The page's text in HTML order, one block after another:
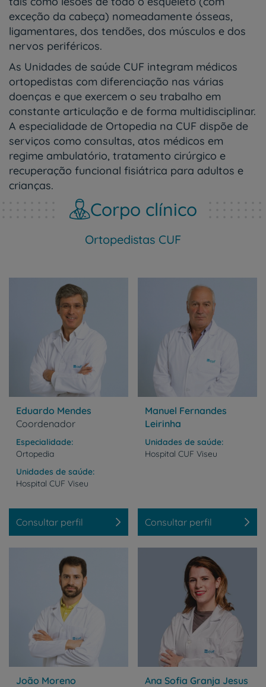
exceção da cabeça) nomeadamente ósseas,
ligamentares, dos tendões, dos músculos e dos
nervos periféricos.
As Unidades de saúde CUF integram médicos
ortopedistas com diferenciação nas várias
doenças e que exercem o seu trabalho em
constante articulação e de forma multidisciplinar.
A especialidade de Ortopedia na CUF dispõe de
serviços como consultas, atos médicos em
regime ambulatório, tratamento cirúrgico e
recuperação funcional fisiátrica para adultos e
crianças.
Corpo clínico
Ortopedistas CUF
Eduardo Mendes
Coordenador
Especialidade
Ortopedia
Unidades de saúde
Hospital CUF Viseu
Consultar perfil
Manuel Fernandes
Leirinha
Unidades de saúde
Hospital CUF Viseu
Consultar perfil
João Moreno
Ana Sofia Granja Jesus